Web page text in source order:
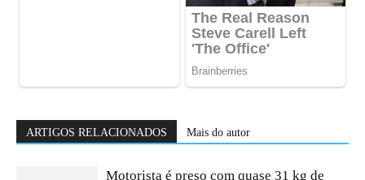
ARTIGOS RELACIONADOS Mais do autor
Motorista é preso com quase 31 kg de